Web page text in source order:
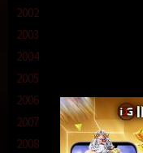
2002
2003
2004
2005
2006
2007
2008